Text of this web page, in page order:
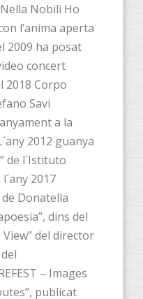
Nobili Ho
l’anima aperta
2009 ha posat
concert
2018 Corpo
Savi
a la
2012 guanya
de l´Istituto
2017
Donatella
dins del
del director
– Images
publicat